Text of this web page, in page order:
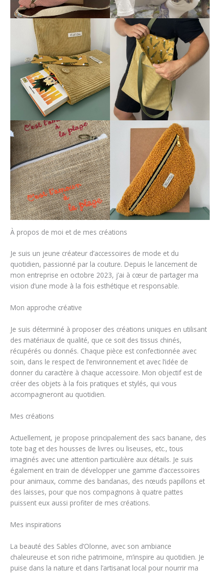
À propos de moi et de mes créations
Je suis un jeune créateur d’accessoires de mode et du
quotidien, passionné par la couture. Depuis le lancement de
mon entreprise en octobre 2023, j’ai à cœur de partager ma
vision d’une mode à la fois esthétique et responsable.
Mon approche créative
Je suis déterminé à proposer des créations uniques en utilisant
des matériaux de qualité, que ce soit des tissus chinés,
récupérés ou donnés. Chaque pièce est confectionnée avec
soin, dans le respect de l’environnement et avec l’idée de
donner du caractère à chaque accessoire. Mon objectif est de
créer des objets à la fois pratiques et stylés, qui vous
accompagneront au quotidien.
Mes créations
Actuellement, je propose principalement des sacs banane, des
tote bag et des housses de livres ou liseuses, etc., tous
imaginés avec une attention particulière aux détails. Je suis
également en train de développer une gamme d’accessoires
pour animaux, comme des bandanas, des nœuds papillons et
des laisses, pour que nos compagnons à quatre pattes
puissent eux aussi profiter de mes créations.
Mes inspirations
La beauté des Sables d’Olonne, avec son ambiance
chaleureuse et son riche patrimoine, m’inspire au quotidien. Je
puise dans la nature et dans l’artisanat local pour nourrir ma